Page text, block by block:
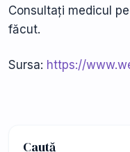
Consultați medicul
făcut.
Sursa: https://
Caută